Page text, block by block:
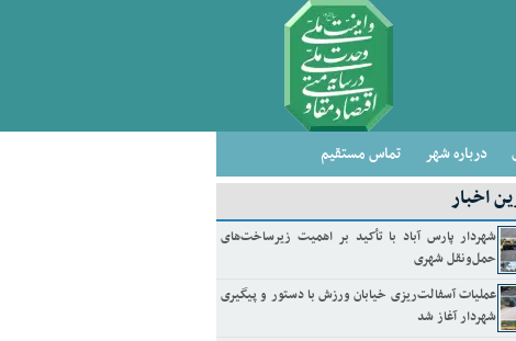
درباره شهر تماس مستقیم
اخبار
شهردار پارس آباد با تأکید بر اهمیت زیرساخت‌های
حمل‌ونقل شهری
عملیات آسفالت‌ریزی خیابان ورزش با دستور و پیگیری
شهردار آغاز شد